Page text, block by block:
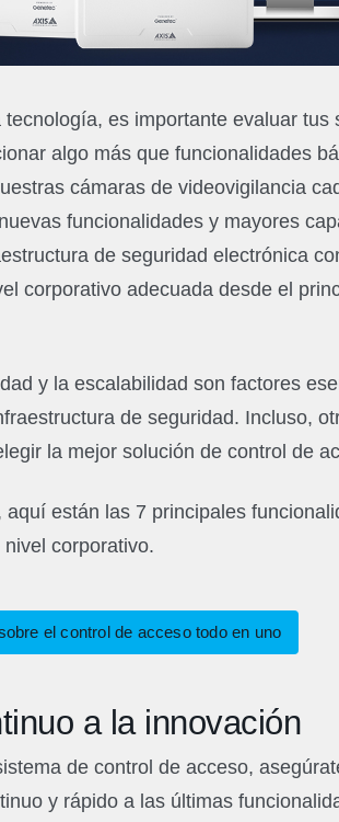
es importante evaluar tus
algo más que funcionalidades
cámaras de videovigilancia
funcionalidades y mayores
de seguridad electrónica
corporativo adecuada desde el
y la escalabilidad son factores
de seguridad. Incluso,
la mejor solución de control de
aquí están las 7 principales
corporativo.
el control de acceso todo en uno
a la innovación
de control de acceso,
y rápido a las últimas